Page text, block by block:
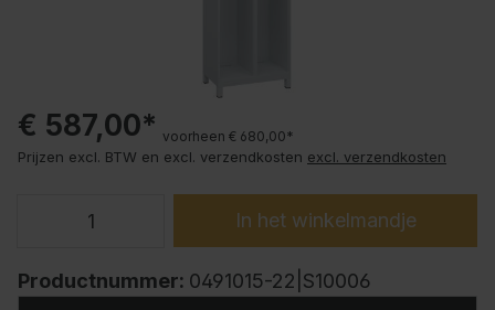
€ 587,00* voorheen € 680,00*
Prijzen excl. BTW en excl. verzendkosten excl. verzendkosten
In het winkelmandje
Productnummer: 0491015-22|S10006